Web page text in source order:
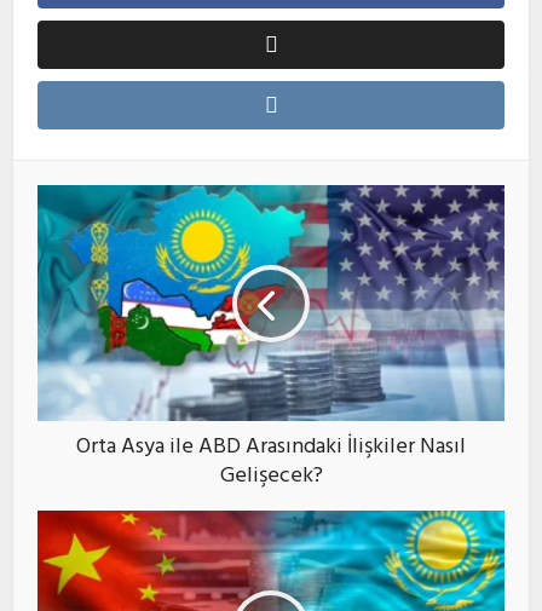
Orta Asya ile ABD Arasındaki İlişkiler Nasıl
Gelişecek?